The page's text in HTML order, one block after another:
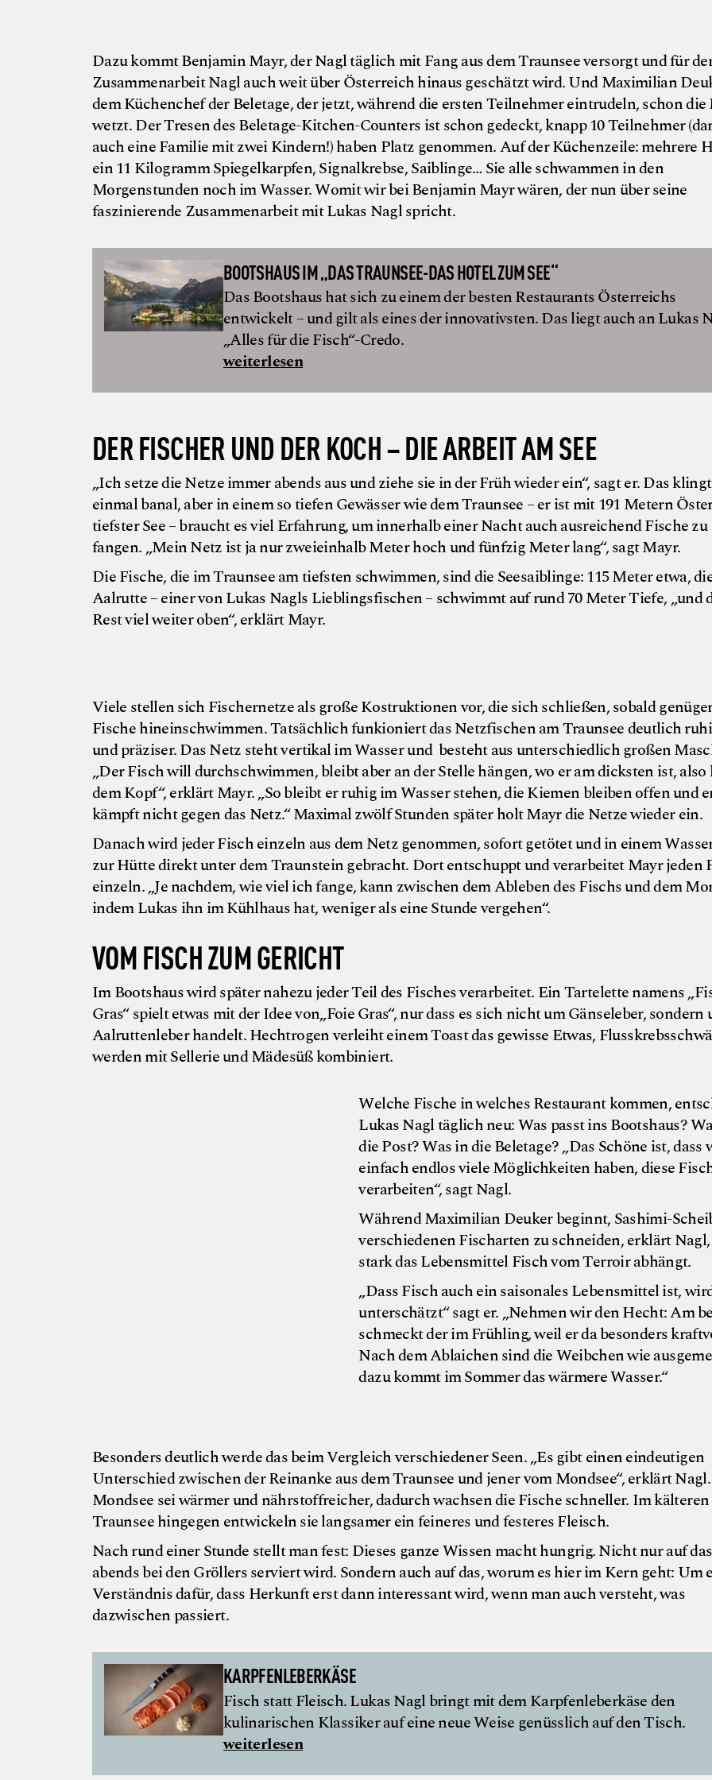
Dazu kommt Benjamin Mayr, der Nagl täglich mit Fang aus dem Traunsee versorgt und für
Zusammenarbeit Nagl auch weit über Österreich hinaus geschätzt wird. Und Maximilian
dem Küchenchef der Beletage, der jetzt, während die ersten Teilnehmer eintrudeln, schon die
wetzt. Der Tresen des Beletage-Kitchen-Counters ist schon gedeckt, knapp 10 Teilnehmer
auch eine Familie mit zwei Kindern!) haben Platz genommen. Auf der Küchenzeile: mehrere
ein 11 Kilogramm Spiegelkarpfen, Signalkrebse, Saiblinge… Sie alle schwammen in den
Morgenstunden noch im Wasser. Womit wir bei Benjamin Mayr wären, der nun über seine
faszinierende Zusammenarbeit mit Lukas Nagl spricht.
BOOTSHAUS IM „DAS TRAUNSEE-DAS HOTEL ZUM SEE“
Das Bootshaus hat sich zu einem der besten Restaurants Österreichs
entwickelt – und gilt als eines der innovativsten. Das liegt auch an Lukas
„Alles für die Fisch“-Credo.
weiterlesen
DER FISCHER UND DER KOCH – DIE ARBEIT AM SEE
„Ich setze die Netze immer abends aus und ziehe sie in der Früh wieder ein“, sagt er. Das
einmal banal, aber in einem so tiefen Gewässer wie dem Traunsee – er ist mit 191 Metern
tiefster See – braucht es viel Erfahrung, um innerhalb einer Nacht auch ausreichend Fische zu
fangen. „Mein Netz ist ja nur zweieinhalb Meter hoch und fünfzig Meter lang“, sagt Mayr.
Die Fische, die im Traunsee am tiefsten schwimmen, sind die Seesaiblinge: 115 Meter etwa,
Aalrutte – einer von Lukas Nagls Lieblingsfischen – schwimmt auf rund 70 Meter Tiefe, „und
Rest viel weiter oben“, erklärt Mayr.
Viele stellen sich Fischernetze als große Kostruktionen vor, die sich schließen, sobald
Fische hineinschwimmen. Tatsächlich funkioniert das Netzfischen am Traunsee deutlich
und präziser. Das Netz steht vertikal im Wasser und besteht aus unterschiedlich großen
„Der Fisch will durchschwimmen, bleibt aber an der Stelle hängen, wo er am dicksten ist,
dem Kopf“, erklärt Mayr. „So bleibt er ruhig im Wasser stehen, die Kiemen bleiben offen und
kämpft nicht gegen das Netz.“ Maximal zwölf Stunden später holt Mayr die Netze wieder ein.
Danach wird jeder Fisch einzeln aus dem Netz genommen, sofort getötet und in einem
zur Hütte direkt unter dem Traunstein gebracht. Dort entschuppt und verarbeitet Mayr jeden
einzeln. „Je nachdem, wie viel ich fange, kann zwischen dem Ableben des Fischs und dem
indem Lukas ihn im Kühlhaus hat, weniger als eine Stunde vergehen“.
VOM FISCH ZUM GERICHT
Im Bootshaus wird später nahezu jeder Teil des Fisches verarbeitet. Ein Tartelette namens
Gras“ spielt etwas mit der Idee von„Foie Gras“, nur dass es sich nicht um Gänseleber, sondern
Aalruttenleber handelt. Hechtrogen verleiht einem Toast das gewisse Etwas,
werden mit Sellerie und Mädesüß kombiniert.
Welche Fische in welches Restaurant kommen,
Lukas Nagl täglich neu: Was passt ins Bootshaus?
die Post? Was in die Beletage? „Das Schöne ist, dass
einfach endlos viele Möglichkeiten haben, diese
verarbeiten“, sagt Nagl.
Während Maximilian Deuker beginnt, Sashimi-
verschiedenen Fischarten zu schneiden, erklärt
stark das Lebensmittel Fisch vom Terroir abhängt.
„Dass Fisch auch ein saisonales Lebensmittel ist,
unterschätzt“ sagt er. „Nehmen wir den Hecht: Am
schmeckt der im Frühling, weil er da besonders
Nach dem Ablaichen sind die Weibchen wie
dazu kommt im Sommer das wärmere Wasser.“
Besonders deutlich werde das beim Vergleich verschiedener Seen. „Es gibt einen eindeutigen
Unterschied zwischen der Reinanke aus dem Traunsee und jener vom Mondsee“, erklärt
Mondsee sei wärmer und nährstoffreicher, dadurch wachsen die Fische schneller. Im kälteren
Traunsee hingegen entwickeln sie langsamer ein feineres und festeres Fleisch.
Nach rund einer Stunde stellt man fest: Dieses ganze Wissen macht hungrig. Nicht nur auf
abends bei den Gröllers serviert wird. Sondern auch auf das, worum es hier im Kern geht: Um
Verständnis dafür, dass Herkunft erst dann interessant wird, wenn man auch versteht, was
dazwischen passiert.
KARPFENLEBERKÄSE
Fisch statt Fleisch. Lukas Nagl bringt mit dem Karpfenleberkäse den
kulinarischen Klassiker auf eine neue Weise genüsslich auf den Tisch.
weiterlesen